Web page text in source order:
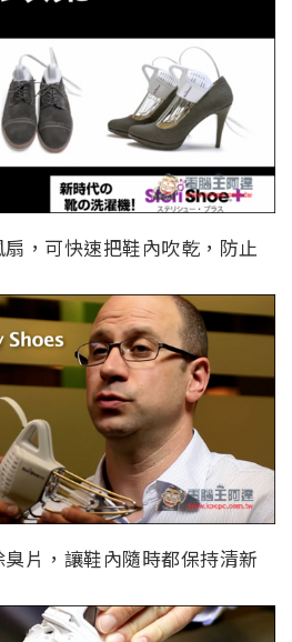
，可快速把鞋內吹乾，防止
片，讓鞋內隨時都保持清新